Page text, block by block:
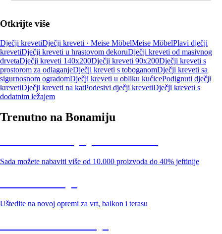
Otkrijte više
Dječji krevetiDječji kreveti · Meise MöbelMeise MöbelPlavi dječji
krevetiDječji kreveti u hrastovom dekoruDječji kreveti od masivnog
drvetaDječji kreveti 140x200Dječji kreveti 90x200Dječji kreveti s
prostorom za odlaganjeDječji kreveti s toboganomDječji kreveti sa
sigurnosnom ogradomDječji kreveti u obliku kućicePodignuti dječji
krevetiDječji kreveti na katPodesivi dječji krevetiDječji kreveti s
dodatnim ležajem
Trenutno na Bonamiju
Sada možete nabaviti više od 10.000 proizvoda do 40% jeftinije
Uštedite na novoj opremi za vrt, balkon i terasu